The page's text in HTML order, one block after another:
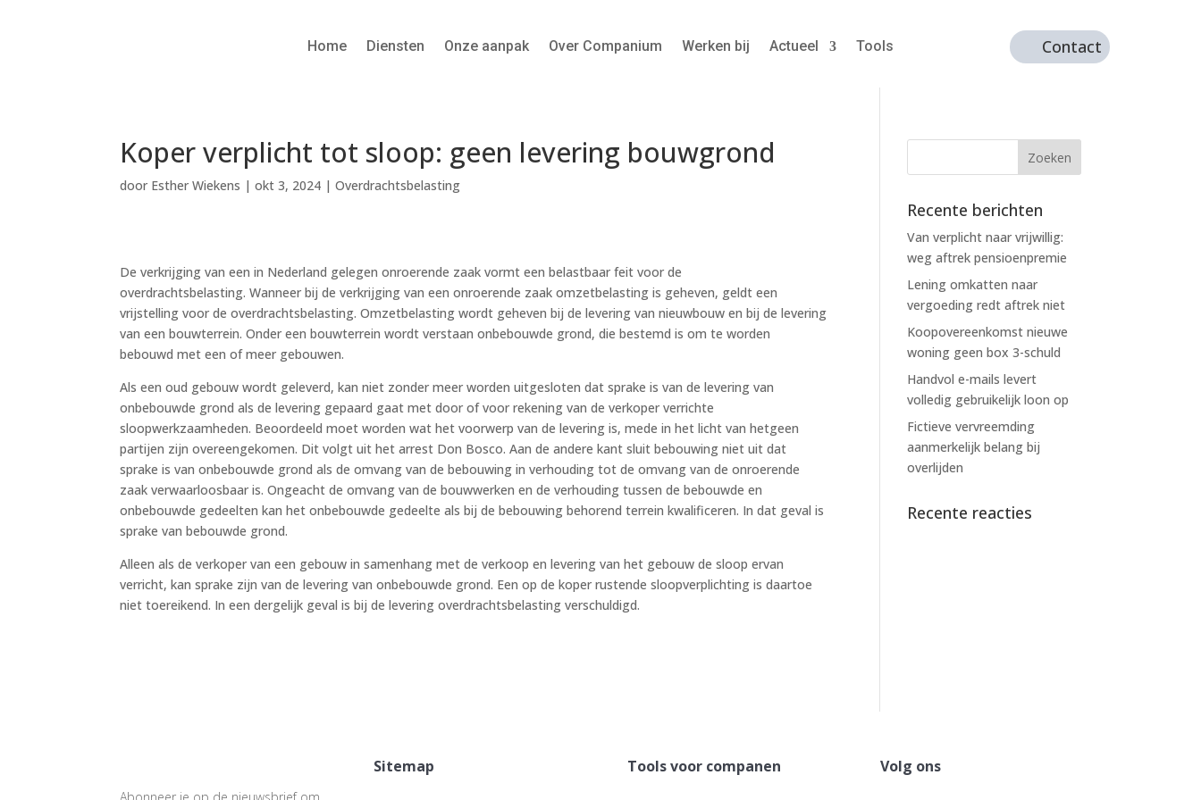
Home Diensten Onze aanpak Over Companium Werken bij Actueel Tools Contact
Koper verplicht tot sloop: geen levering bouwgrond
door Esther Wiekens |okt 3, 2024 |Overdrachtsbelasting
De verkrijging van een in Nederland gelegen onroerende zaak vormt een belastbaar feit voor de
overdrachtsbelasting. Wanneer bij de verkrijging van een onroerende zaak omzetbelasting is geheven, geldt een
vrijstelling voor de overdrachtsbelasting. Omzetbelasting wordt geheven bij de levering van nieuwbouw en bij de levering
van een bouwterrein. Onder een bouwterrein wordt verstaan onbebouwde grond, die bestemd is om te worden
bebouwd met een of meer gebouwen.
Als een oud gebouw wordt geleverd, kan niet zonder meer worden uitgesloten dat sprake is van de levering van
onbebouwde grond als de levering gepaard gaat met door of voor rekening van de verkoper verrichte
sloopwerkzaamheden. Beoordeeld moet worden wat het voorwerp van de levering is, mede in het licht van hetgeen
partijen zijn overeengekomen. Dit volgt uit het arrest Don Bosco. Aan de andere kant sluit bebouwing niet uit dat
sprake is van onbebouwde grond als de omvang van de bebouwing in verhouding tot de omvang van de onroerende
zaak verwaarloosbaar is. Ongeacht de omvang van de bouwwerken en de verhouding tussen de bebouwde en
onbebouwde gedeelten kan het onbebouwde gedeelte als bij de bebouwing behorend terrein kwalificeren. In dat geval is
sprake van bebouwde grond.
Alleen als de verkoper van een gebouw in samenhang met de verkoop en levering van het gebouw de sloop ervan
verricht, kan sprake zijn van de levering van onbebouwde grond. Een op de koper rustende sloopverplichting is daartoe
niet toereikend. In een dergelijk geval is bij de levering overdrachtsbelasting verschuldigd.
Recente berichten
Van verplicht naar vrijwillig:
weg aftrek pensioenpremie
Lening omkatten naar
vergoeding redt aftrek niet
Koopovereenkomst nieuwe
woning geen box 3-schuld
Handvol e-mails levert
volledig gebruikelijk loon op
Fictieve vervreemding
aanmerkelijk belang bij
overlijden
Recente reacties
Sitemap Tools voor companen Volg ons